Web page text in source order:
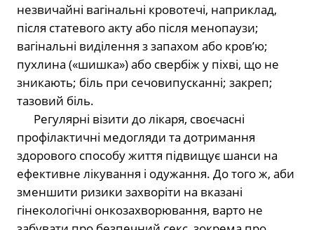
незвичайні вагінальні кровотечі, наприклад,
після статевого акту або після менопаузи;
вагінальні виділення з запахом або кров’ю;
пухлина («шишка») або свербіж у піхві, що не
зникають; біль при сечовипусканні; закреп;
тазовий біль.
⠀⠀Регулярні візити до лікаря, своєчасні
профілактичні медогляди та дотримання
здорового способу життя підвищує шанси на
ефективне лікування і одужання. До того ж, аби
зменшити ризики захворіти на вказані
гінекологічні онкозахворювання, варто не